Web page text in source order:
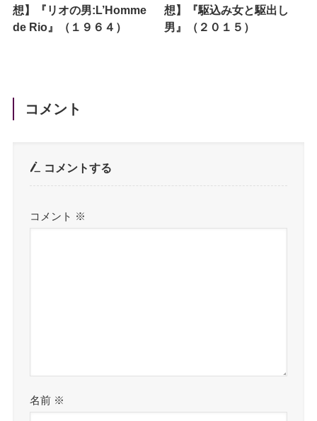
想】『リオの男:L’Homme
de Rio』（１９６４）
想】『駆込み女と駆出し
男』（２０１５）
コメント
コメントする
コメント ※
名前 ※